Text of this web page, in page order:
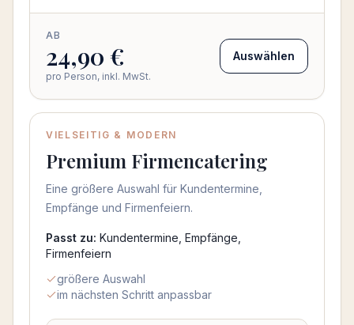
AB
24,90 €
pro Person, inkl. MwSt.
Auswählen
Beliebt
VIELSEITIG & MODERN
Premium Firmencatering
Eine größere Auswahl für Kundentermine,
Empfänge und Firmenfeiern.
Passt zu: Kundentermine, Empfänge,
Firmenfeiern
größere Auswahl
im nächsten Schritt anpassbar